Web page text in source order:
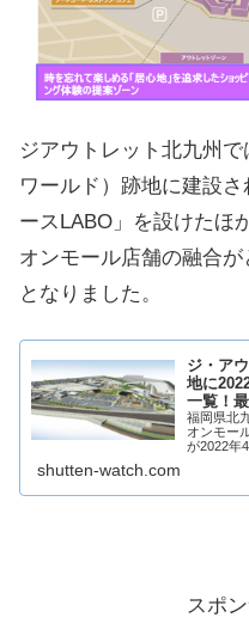
ジアウトレット北九州
ワールド）跡地に建設
ースLABO」を設けたほ
オンモール店舗の融合
となりました。
ジ・ア
地に
一覧！
福岡県北
オンモー
が2022年
から、「
「食」を
shutten-watch.com
スポ